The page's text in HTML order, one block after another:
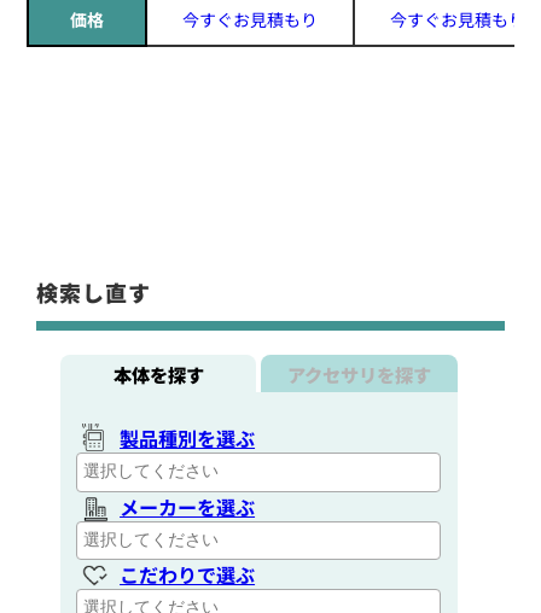
価格 今すぐお見積もり 今すぐお見積もり
検索し直す
本体を探す アクセサリを探す
製品種別を選ぶ
メーカーを選ぶ
こだわりで選ぶ